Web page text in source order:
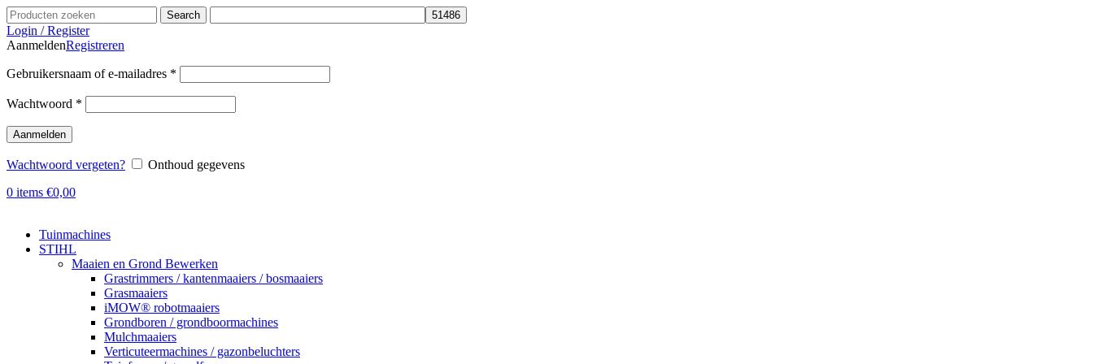
Search
Login / Register
AanmeldenRegistreren
Gebruikersnaam of e-mailadres *
Wachtwoord *
Aanmelden
Wachtwoord vergeten?
Onthoud gegevens
0 items €0,00
Tuinmachines
STIHL
Maaien en Grond Bewerken
Grastrimmers / kantenmaaiers / bosmaaiers
Grasmaaiers
iMOW® robotmaaiers
Grondboren / grondboormachines
Mulchmaaiers
Verticuteermachines / gazonbeluchters